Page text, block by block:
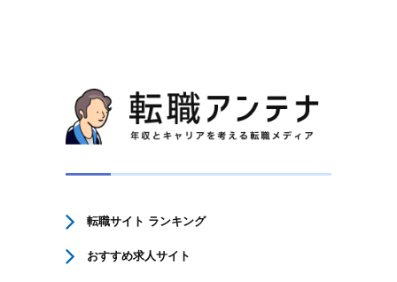
転職サイト ランキング
おすすめ求人サイト